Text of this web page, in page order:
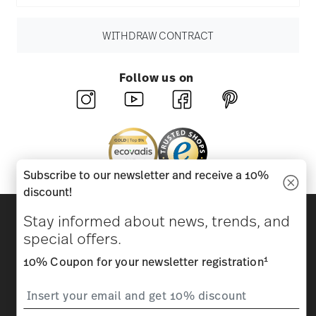
WITHDRAW CONTRACT
Follow us on
Beauty & functionality for your home
Homepage General terms and conditions
Privacy
Subscribe to our newsletter and receive a 10%
discount!
Stay informed about news, trends, and
special offers.
10% Coupon for your newsletter registration1